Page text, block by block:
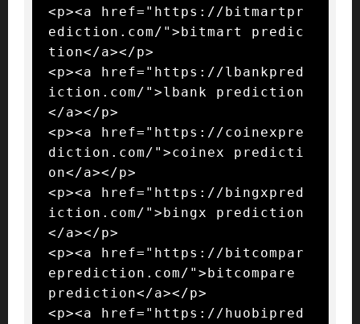
<p><a href="https://bitmartpr
ediction.com/">bitmart predic
tion</a></p>
<p><a href="https://lbankpred
iction.com/">lbank prediction
</a></p>
<p><a href="https://coinexpre
diction.com/">coinex predicti
on</a></p>
<p><a href="https://bingxpred
iction.com/">bingx prediction
</a></p>
<p><a href="https://bitcompar
eprediction.com/">bitcompare
prediction</a></p>
<p><a href="https://huobipred